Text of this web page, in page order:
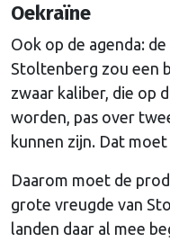
Oekraïne
Ook op de agenda:
Stoltenberg zou een
zwaar kaliber, die op
worden, pas over
kunnen zijn. Dat
Daarom moet de
grote vreugde van
landen daar al mee